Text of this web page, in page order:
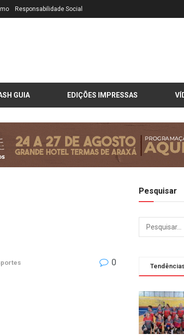
Responsabilidade Social
GUIA EDIÇÕES IMPRESSAS
0
Pesquisar